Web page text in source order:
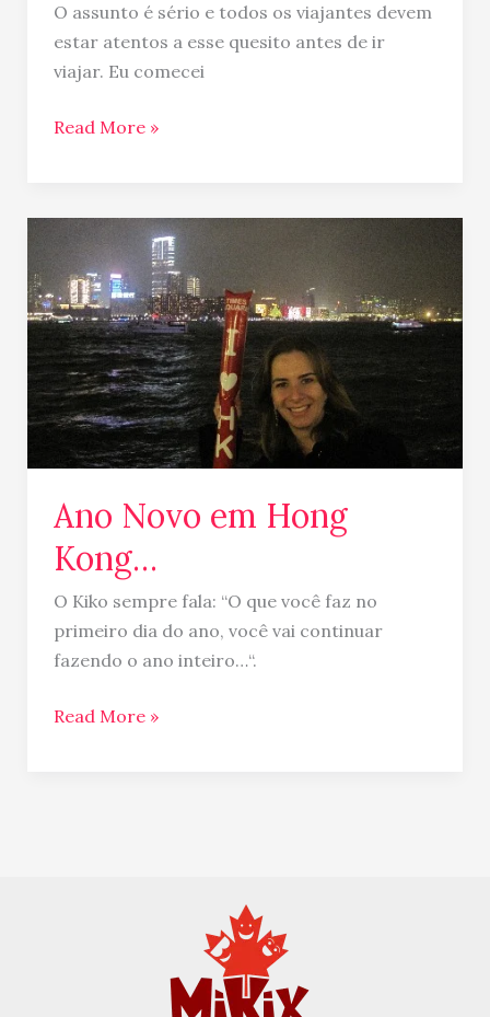
O assunto é sério e todos os viajantes devem
estar atentos a esse quesito antes de ir
viajar. Eu comecei
viagem
ao
Sudeste
Read More »
Ano Novo em Hong
Kong…
O Kiko sempre fala: “O que você faz no
primeiro dia do ano, você vai continuar
fazendo o ano inteiro…“.
Ano
Novo
em
Hong
Kong…
Read More »